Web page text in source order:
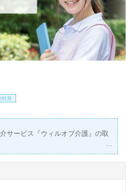
社員
サービス『ウィルオブ介護』の取
相談ください♪
活動をサポートいたします。